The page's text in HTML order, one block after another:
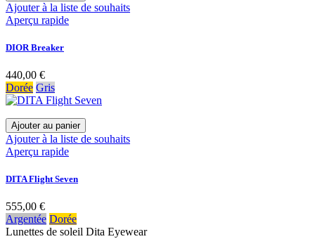
Ajouter à la liste de souhaits
Aperçu rapide
DIOR Breaker
440,00 €
Dorée Gris
Ajouter au panier
Ajouter à la liste de souhaits
Aperçu rapide
DITA Flight Seven
555,00 €
Argentée Dorée
Lunettes de soleil Dita Eyewear